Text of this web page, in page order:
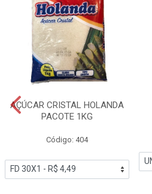
AÇÚCAR CRISTAL HOLANDA
PACOTE 1KG
Código: 404